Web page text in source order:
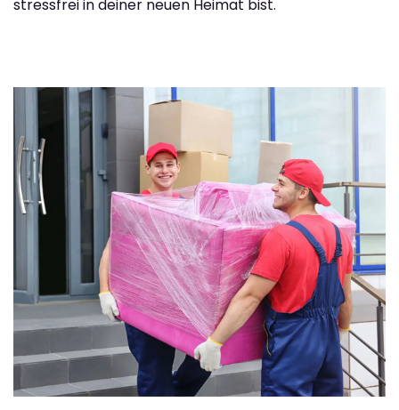
stressfrei in deiner neuen Heimat bist.